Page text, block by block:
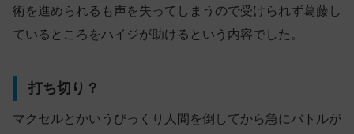
術を進められるも声を失ってしまうので受けられず葛藤し
ているところをハイジが助けるという内容でした。
打ち切り？
マクセルとかいうびっくり人間を倒してから急にバトルが